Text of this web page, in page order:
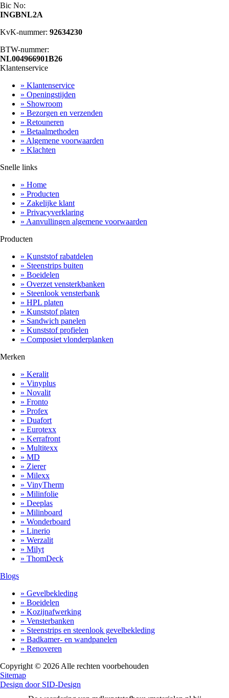
Bic No:
INGBNL2A
KvK-nummer: 92634230
BTW-nummer:
NL004966901B26
Klantenservice
» Klantenservice
» Openingstijden
» Showroom
» Bezorgen en verzenden
» Retouneren
» Betaalmethoden
» Algemene voorwaarden
» Klachten
Snelle links
» Home
» Producten
» Zakelijke klant
» Privacyverklaring
» Aanvullingen algemene voorwaarden
Producten
» Kunststof rabatdelen
» Steenstrips buiten
» Boeidelen
» Overzet vensterkbanken
» Steenlook vensterbank
» HPL platen
» Kunststof platen
» Sandwich panelen
» Kunststof profielen
» Composiet vlonderplanken
Merken
» Keralit
» Vinyplus
» Novalit
» Fronto
» Profex
» Duafort
» Eurotexx
» Kerrafront
» Multitexx
» MD
» Zierer
» Milexx
» VinyTherm
» Milinfolie
» Deeplas
» Milinboard
» Wonderboard
» Linerio
» Werzalit
» Milyt
» ThomDeck
Blogs
» Gevelbekleding
» Boeidelen
» Kozijnafwerking
» Vensterbanken
» Steenstrips en steenlook gevelbekleding
» Badkamer- en wandpanelen
» Renoveren
Copyright © 2026 Alle rechten voorbehouden
Sitemap
Design door SID-Design